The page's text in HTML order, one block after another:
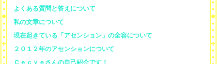
よくある質問と答えについて
私の文章について
現在起きている「アセンション」の全容について
２０１２年のアセンションについて
Ｃｅｃｙｅさんの自己紹介です！